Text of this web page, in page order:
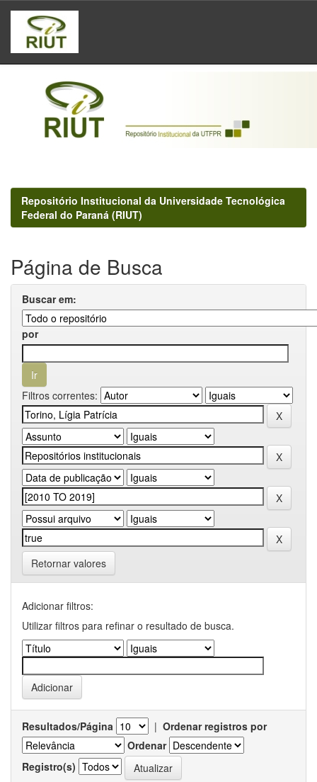
Skip
navigation
Repositório Institucional da Universidade Tecnológica
Federal do Paraná (RIUT)
Página de Busca
Buscar em:
por
Filtros correntes:
Retornar valores
Adicionar filtros:
Utilizar filtros para refinar o resultado de busca.
Resultados/Página | Ordenar registros por
Ordenar
Registro(s)